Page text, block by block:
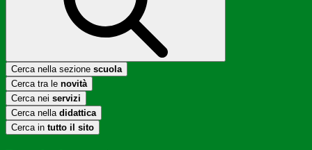
Cerca nella sezione scuola
Cerca tra le novità
Cerca nei servizi
Cerca nella didattica
Cerca in tutto il sito